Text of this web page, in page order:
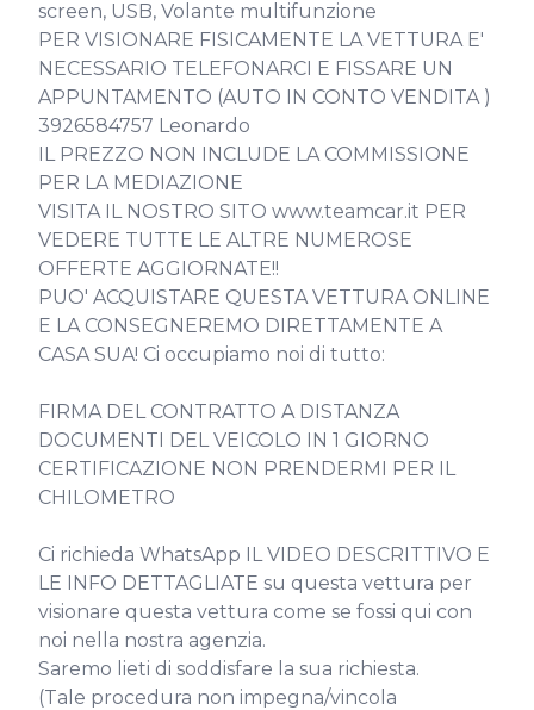
screen, USB, Volante multifunzione
PER VISIONARE FISICAMENTE LA VETTURA E'
NECESSARIO TELEFONARCI E FISSARE UN
APPUNTAMENTO (AUTO IN CONTO VENDITA )
3926584757 Leonardo
IL PREZZO NON INCLUDE LA COMMISSIONE
PER LA MEDIAZIONE
VISITA IL NOSTRO SITO www.teamcar.it PER
VEDERE TUTTE LE ALTRE NUMEROSE
OFFERTE AGGIORNATE!!
PUO' ACQUISTARE QUESTA VETTURA ONLINE
E LA CONSEGNEREMO DIRETTAMENTE A
CASA SUA! Ci occupiamo noi di tutto:
FIRMA DEL CONTRATTO A DISTANZA
DOCUMENTI DEL VEICOLO IN 1 GIORNO
CERTIFICAZIONE NON PRENDERMI PER IL
CHILOMETRO
Ci richieda WhatsApp IL VIDEO DESCRITTIVO E
LE INFO DETTAGLIATE su questa vettura per
visionare questa vettura come se fossi qui con
noi nella nostra agenzia.
Saremo lieti di soddisfare la sua richiesta.
(Tale procedura non impegna/vincola